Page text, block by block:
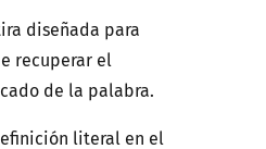
diseñada para
recuperar el
de la palabra.
literal en el